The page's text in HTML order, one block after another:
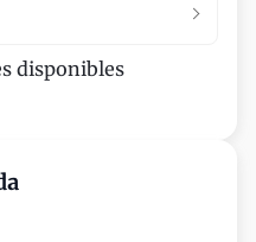
disponibles